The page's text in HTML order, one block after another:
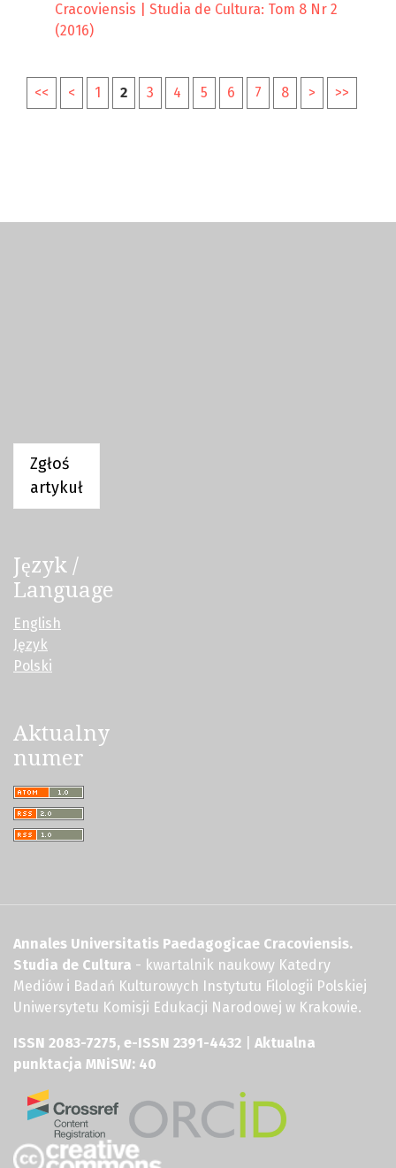
Cracoviensis | Studia de Cultura: Tom 8 Nr 2
(2016)
<< < 1 2 3 4 5 6 7 8 > >>
Zgłoś
artykuł
Język /
Language
English
Język
Polski
Aktualny
numer
Annales Universitatis Paedagogicae Cracoviensis.
Studia de Cultura - kwartalnik naukowy Katedry
Mediów i Badań Kulturowych Instytutu Filologii Polskiej
Uniwersytetu Komisji Edukacji Narodowej w Krakowie.
ISSN 2083-7275, e-ISSN 2391-4432
Aktualna
punktacja MNiSW: 40